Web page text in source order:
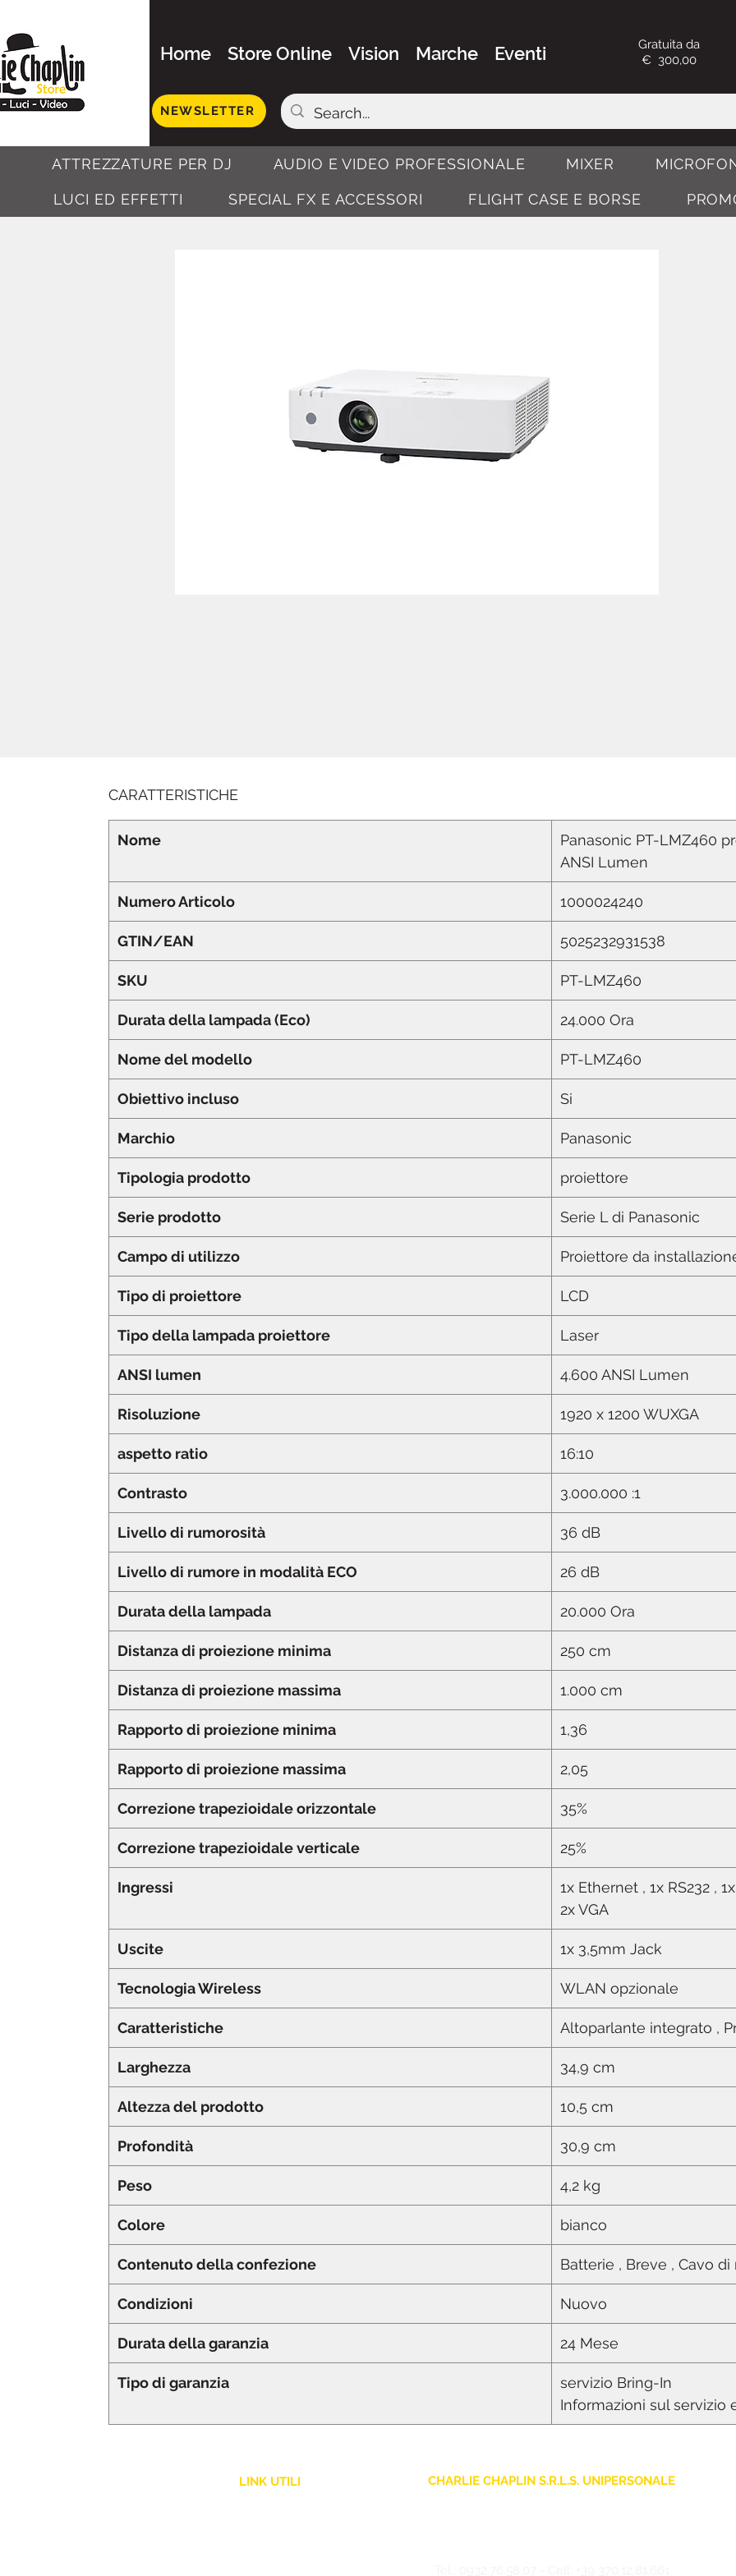
Home Store Online Vision Marche Eventi
Gratuita da
€ 300,00
NEWSLETTER
ATTREZZATURE PER DJ AUDIO E VIDEO PROFESSIONALE MIXER
LUCI ED EFFETTI SPECIAL FX E ACCESSORI FLIGHT CASE E BORSE
CARATTERISTICHE
Nome
Panasonic PT-LMZ460
ANSI Lumen
Numero Articolo 1000024240
GTIN/EAN 5025232931538
SKU PT-LMZ460
Durata della lampada (Eco) 24.000 Ora
Nome del modello PT-LMZ460
Obiettivo incluso Si
Marchio Panasonic
Tipologia prodotto proiettore
Serie prodotto Serie L di Panasonic
Campo di utilizzo Proiettore da
Tipo di proiettore LCD
Tipo della lampada proiettore Laser
ANSI lumen 4.600 ANSI Lumen
Risoluzione 1920 x 1200 WUXGA
aspetto ratio 16:10
Contrasto 3.000.000 :1
Livello di rumorosità 36 dB
Livello di rumore in modalità ECO 26 dB
Durata della lampada 20.000 Ora
Distanza di proiezione minima 250 cm
Distanza di proiezione massima 1.000 cm
Rapporto di proiezione minima 1,36
Rapporto di proiezione massima 2,05
Correzione trapezioidale orizzontale 35%
Correzione trapezioidale verticale 25%
Ingressi
1x Ethernet , 1x RS232 ,
2x VGA
Uscite 1x 3,5mm Jack
Tecnologia Wireless WLAN opzionale
Caratteristiche Altoparlante integrato ,
Larghezza 34,9 cm
Altezza del prodotto 10,5 cm
Profondità 30,9 cm
Peso 4,2 kg
Colore bianco
Contenuto della confezione Batterie , Breve , Cavo
Condizioni Nuovo
Durata della garanzia 24 Mese
Tipo di garanzia
servizio Bring-In
Informazioni sul servizio
LINK UTILI CHARLIE CHAPLIN S.R.L.S. UNIPERSONALE